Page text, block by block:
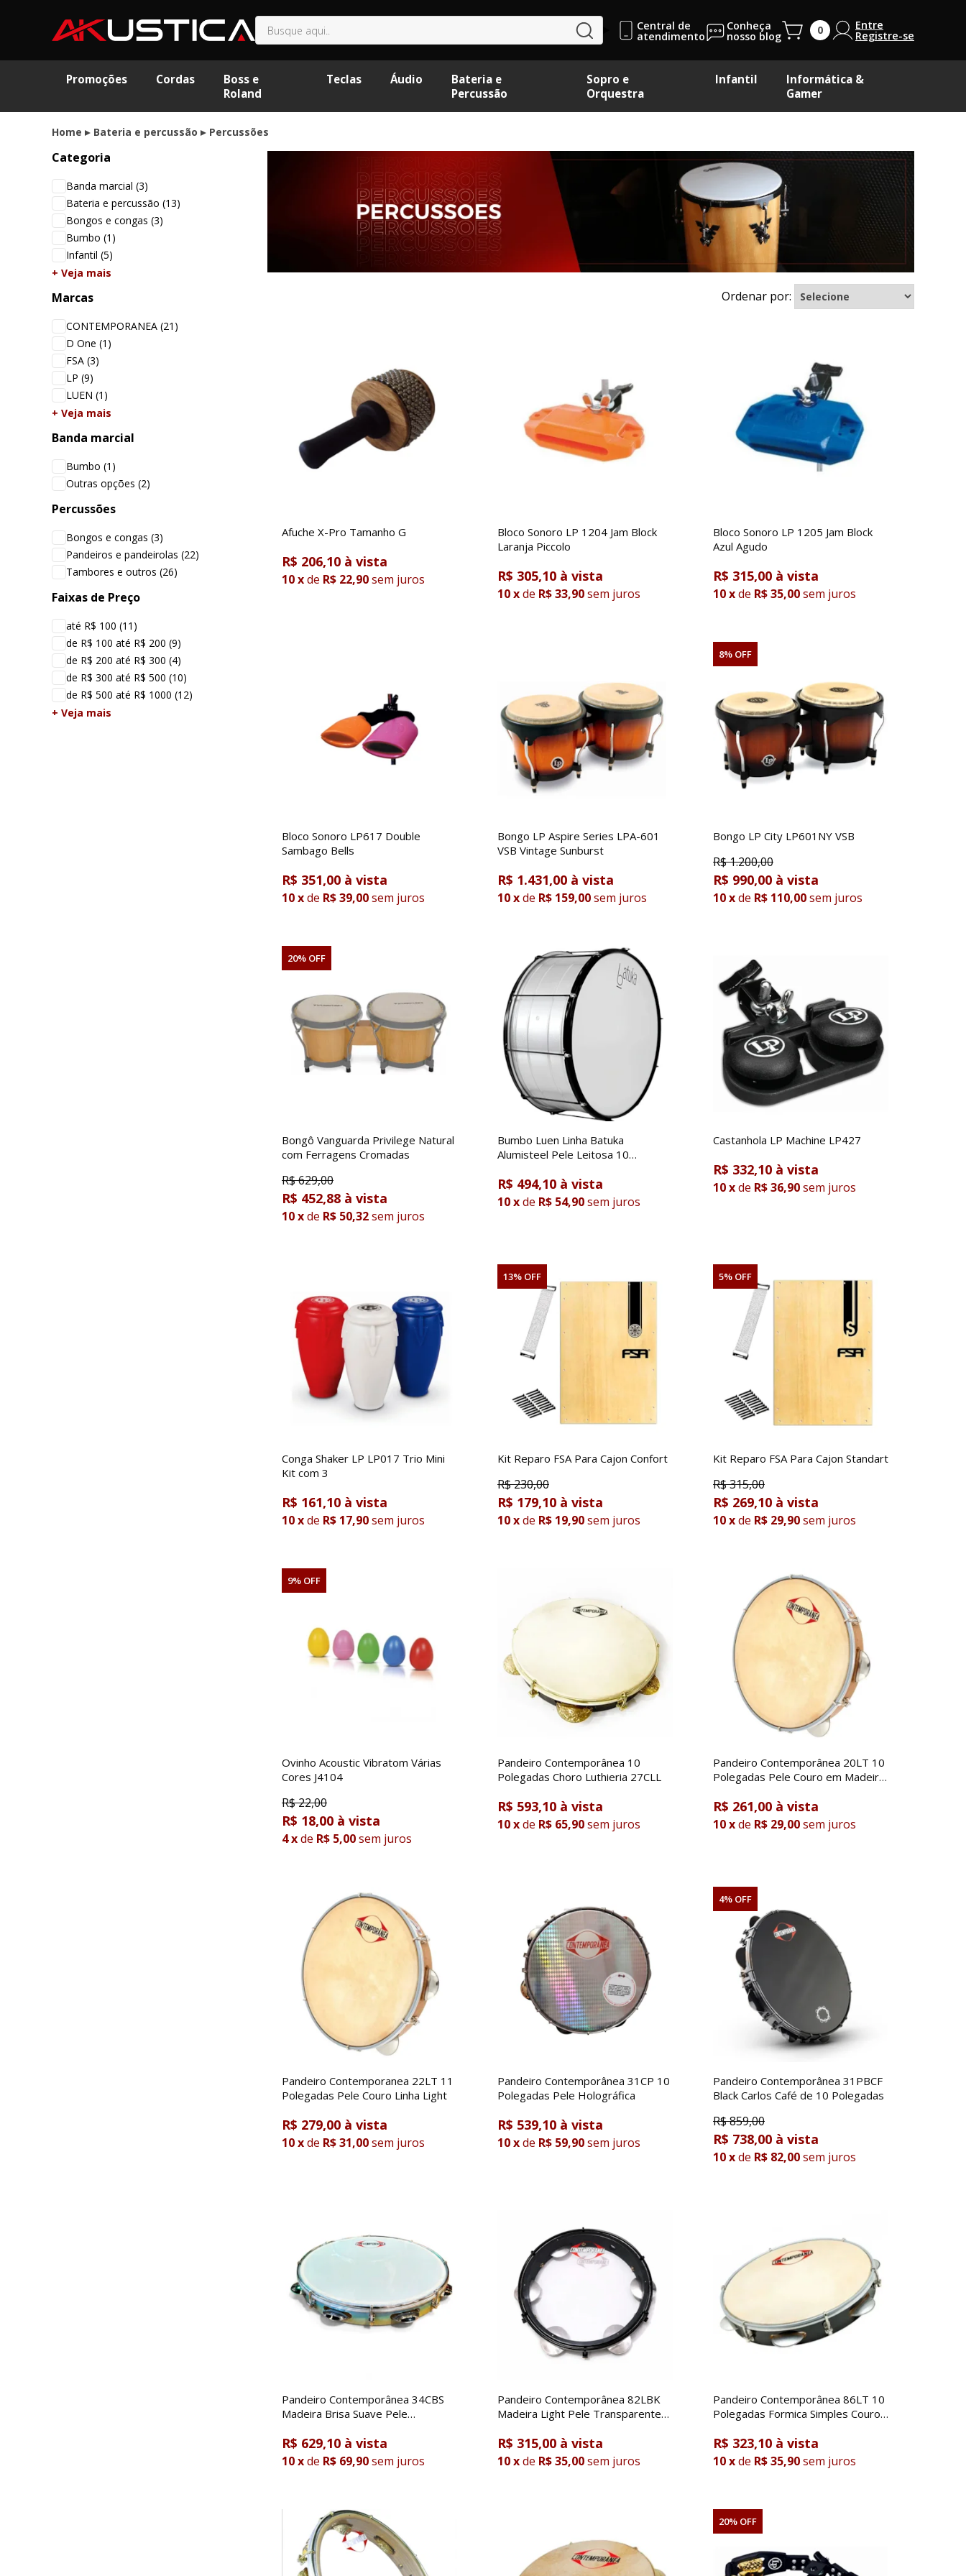
buscar Central de
atendimento
Conheça
nosso blog
Entre
Registre-se
Promoções Cordas
Boss e
Roland
Teclas Áudio
Bateria e
Percussão
Sopro e
Orquestra
Infantil
Informática &
Gamer
Home Bateria e percussão Percussões
Categoria
Banda marcial (3)
Bateria e percussão (13)
Bongos e congas (3)
Bumbo (1)
Infantil (5)
+ Veja mais
Marcas
CONTEMPORANEA (21)
D One (1)
FSA (3)
LP (9)
LUEN (1)
+ Veja mais
Banda marcial
Bumbo (1)
Outras opções (2)
Percussões
Bongos e congas (3)
Pandeiros e pandeirolas (22)
Tambores e outros (26)
Faixas de Preço
até R$ 100 (11)
de R$ 100 até R$ 200 (9)
de R$ 200 até R$ 300 (4)
de R$ 300 até R$ 500 (10)
de R$ 500 até R$ 1000 (12)
+ Veja mais
Ordenar por:
Afuche X-Pro Tamanho G
R$ 206,10
10xde R$ 22,90sem juros
Bloco Sonoro LP 1204 Jam Block
Laranja Piccolo
R$ 305,10
10xde R$ 33,90sem juros
Bloco Sonoro LP 1205 Jam Block
Azul Agudo
R$ 315,00
10xde R$ 35,00sem juros
Bloco Sonoro LP617 Double
Sambago Bells
R$ 351,00
10xde R$ 39,00sem juros
Bongo LP Aspire Series LPA-601
VSB Vintage Sunburst
R$ 1.431,00
10xde R$ 159,00sem juros
8% OFF
Bongo LP City LP601NY VSB
R$1.200,00
R$ 990,00
10xde R$ 110,00sem juros
20% OFF
Bongô Vanguarda Privilege Natural
com Ferragens Cromadas
R$629,00
R$ 452,88
10xde R$ 50,32sem juros
Bumbo Luen Linha Batuka
Alumisteel Pele Leitosa 10
R$ 494,10
10xde R$ 54,90sem juros
Castanhola LP Machine LP427
R$ 332,10
10xde R$ 36,90sem juros
Conga Shaker LP LP017 Trio Mini
Kit com 3
R$ 161,10
10xde R$ 17,90sem juros
13% OFF
Kit Reparo FSA Para Cajon Confort
R$230,00
R$ 179,10
10xde R$ 19,90sem juros
5% OFF
Kit Reparo FSA Para Cajon Standart
R$315,00
R$ 269,10
10xde R$ 29,90sem juros
9% OFF
Ovinho Acoustic Vibratom Várias
Cores J4104
R$22,00
R$ 18,00
4xde R$ 5,00sem juros
Pandeiro Contemporânea 10
Polegadas Choro Luthieria 27CLL
R$ 593,10
10xde R$ 65,90sem juros
Pandeiro Contemporânea 20LT 10
Polegadas Pele Couro em Madeira
R$ 261,00
10xde R$ 29,00sem juros
Pandeiro Contemporanea 22LT 11
Polegadas Pele Couro Linha Light
R$ 279,00
10xde R$ 31,00sem juros
Pandeiro Contemporânea 31CP 10
Polegadas Pele Holográfica
R$ 539,10
10xde R$ 59,90sem juros
4% OFF
Pandeiro Contemporânea 31PBCF
Black Carlos Café de 10 Polegadas
R$859,00
R$ 738,00
10xde R$ 82,00sem juros
Pandeiro Contemporânea 34CBS
Madeira Brisa Suave Pele
R$ 629,10
10xde R$ 69,90sem juros
Pandeiro Contemporânea 82LBK
Madeira Light Pele Transparente
R$ 315,00
10xde R$ 35,00sem juros
Pandeiro Contemporânea 86LT 10
Polegadas Formica Simples Couro
R$ 323,10
10xde R$ 35,90sem juros
20% OFF